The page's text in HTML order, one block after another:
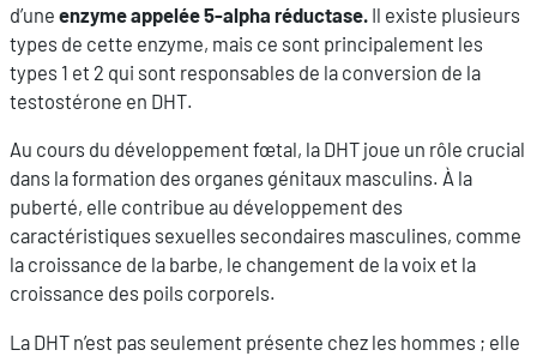
d’une enzyme appelée 5-alpha réductase. Il existe plusieurs
types de cette enzyme, mais ce sont principalement les
types 1 et 2 qui sont responsables de la conversion de la
testostérone en DHT.
Au cours du développement fœtal, la DHT joue un rôle crucial
dans la formation des organes génitaux masculins. À la
puberté, elle contribue au développement des
caractéristiques sexuelles secondaires masculines, comme
la croissance de la barbe, le changement de la voix et la
croissance des poils corporels.
La DHT n’est pas seulement présente chez les hommes ; elle